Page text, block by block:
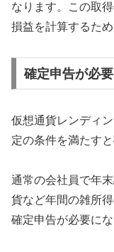
なります。この取
損益を計算するた
確定申告が必
仮想通貨レンディ
定の条件を満たす
通常の会社員で年
貨など年間の雑所
確定申告が必要に